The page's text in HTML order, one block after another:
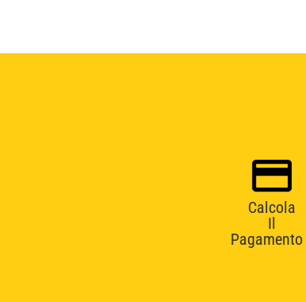
Calcola
Il
Pagamento